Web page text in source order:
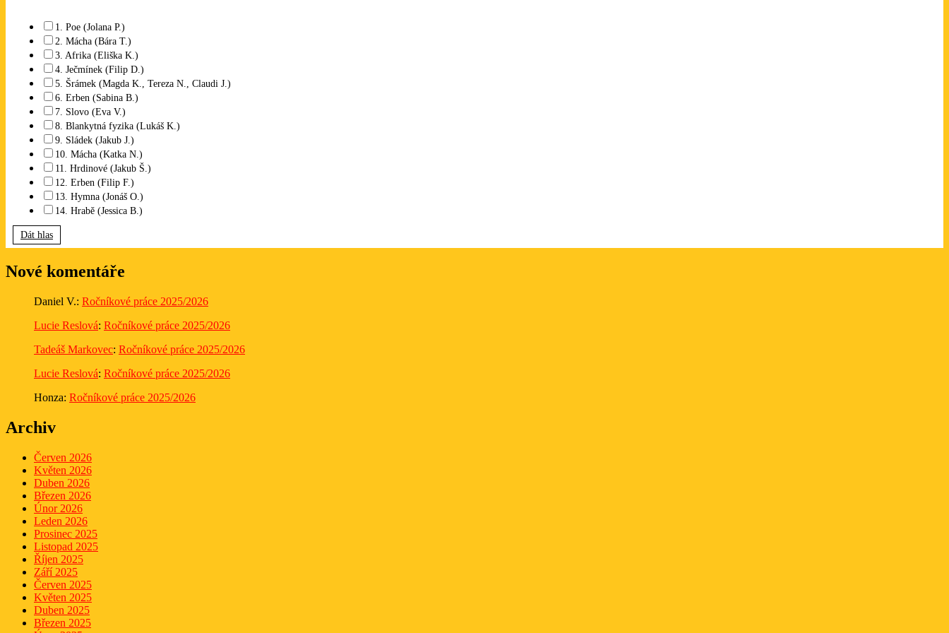
1. Poe (Jolana P.)
2. Mácha (Bára T.)
3. Afrika (Eliška K.)
4. Ječmínek (Filip D.)
5. Šrámek (Magda K., Tereza N., Claudi J.)
6. Erben (Sabina B.)
7. Slovo (Eva V.)
8. Blankytná fyzika (Lukáš K.)
9. Sládek (Jakub J.)
10. Mácha (Katka N.)
11. Hrdinové (Jakub Š.)
12. Erben (Filip F.)
13. Hymna (Jonáš O.)
14. Hrabě (Jessica B.)
Dát hlas
Nové komentáře
Daniel V.: Ročníkové práce 2025/2026
Lucie Reslová: Ročníkové práce 2025/2026
Tadeáš Markovec: Ročníkové práce 2025/2026
Lucie Reslová: Ročníkové práce 2025/2026
Honza: Ročníkové práce 2025/2026
Archiv
Červen 2026
Květen 2026
Duben 2026
Březen 2026
Únor 2026
Leden 2026
Prosinec 2025
Listopad 2025
Říjen 2025
Září 2025
Červen 2025
Květen 2025
Duben 2025
Březen 2025